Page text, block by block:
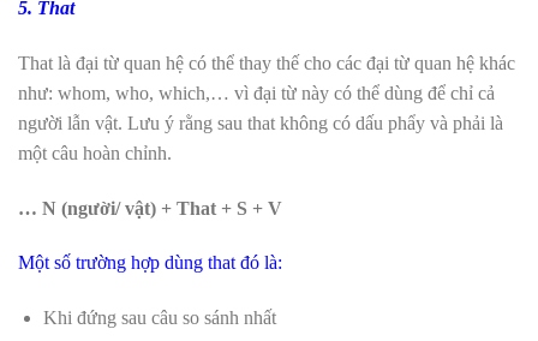
5. That
That là đại từ quan hệ có thể thay thế cho các đại từ quan hệ khác
như: whom, who, which,… vì đại từ này có thể dùng để chỉ cả
người lẫn vật. Lưu ý rằng sau that không có dấu phẩy và phải là
một câu hoàn chỉnh.
… N (người/ vật) + That + S + V
Một số trường hợp dùng that đó là:
Khi đứng sau câu so sánh nhất